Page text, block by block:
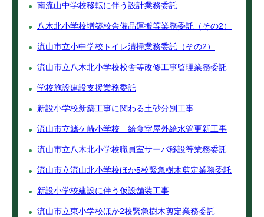
南流山中学校移転に伴う設計業務委託
八木北小学校増築校舎備品運搬等業務委託（その2）
流山市立小中学校トイレ清掃業務委託（その2）
流山市立八木北小学校校舎等改修工事監理業務委託
学校施設建設支援業務委託
新設小学校新築工事に関わる土砂分別工事
流山市立鰭ケ崎小学校 給食室屋外給水管更新工事
流山市立八木北小学校職員室サーバ移設等業務委託
流山市立流山北小学校ほか5校緊急樹木剪定業務委託
新設小学校建設に伴う仮設舗装工事
流山市立東小学校ほか2校緊急樹木剪定業務委託